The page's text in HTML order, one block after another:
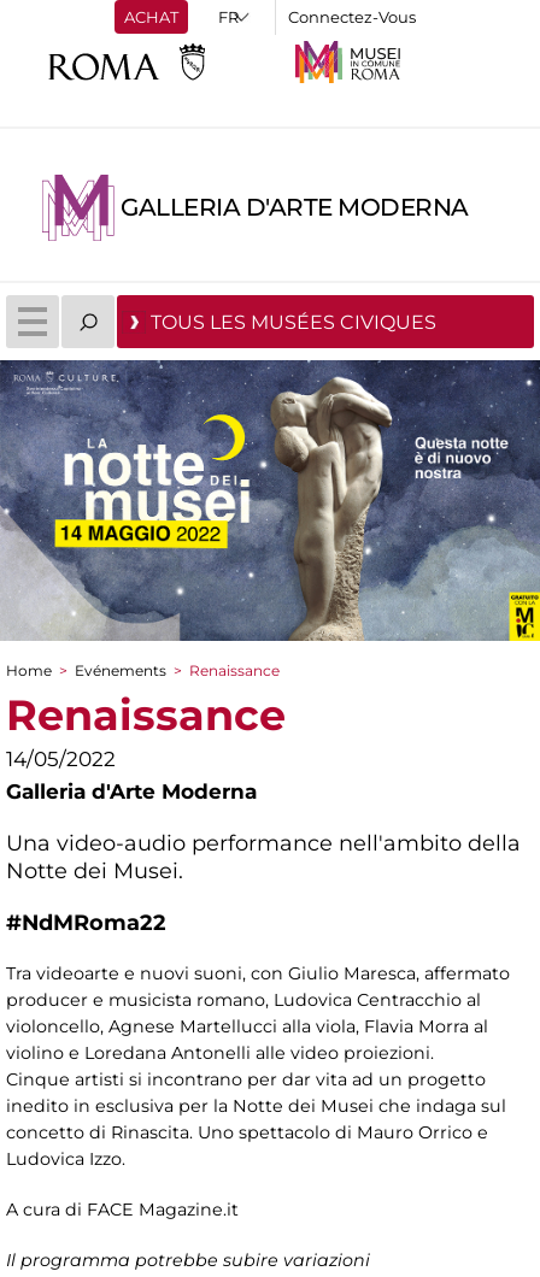
ACHAT Connectez-Vous
GALLERIA D'ARTE MODERNA
TOUS LES MUSÉES CIVIQUES
You are here
Home > Evénements > Renaissance
Renaissance
14/05/2022
Galleria d'Arte Moderna
Una video-audio performance nell'ambito della
Notte dei Musei.
#NdMRoma22
Tra videoarte e nuovi suoni, con Giulio Maresca, affermato
producer e musicista romano, Ludovica Centracchio al
violoncello, Agnese Martellucci alla viola, Flavia Morra al
violino e Loredana Antonelli alle video proiezioni.
Cinque artisti si incontrano per dar vita ad un progetto
inedito in esclusiva per la Notte dei Musei che indaga sul
concetto di Rinascita. Uno spettacolo di Mauro Orrico e
Ludovica Izzo.
A cura di FACE Magazine.it
Il programma potrebbe subire variazioni